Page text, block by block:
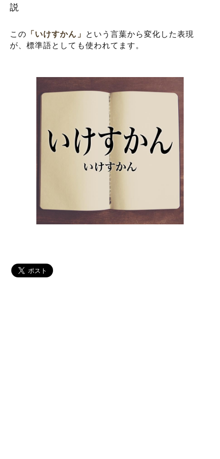
説
この 「いけすかん」
という言葉から変化した表現
が、標準語としても使われてます。